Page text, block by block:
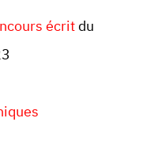
écritdu